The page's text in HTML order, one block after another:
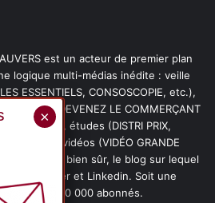
est un acteur de premier plan
logique multi-médias inédite : veille
ESSENTIELS, CONSOSCOPIE, etc.),
PRIX, DEVENEZ LE COMMERÇANT
etc.), études (DISTRI PRIX,
INSIGHTS), vidéos (VIDÉO GRANDE
CONSO) et, bien sûr, le blog sur lequel
fils Twitter et Linkedin. Soit une
plus de 150 000 abonnés.